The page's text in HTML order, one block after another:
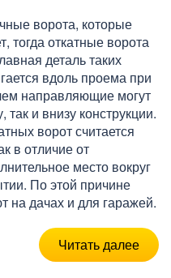
ворота, которые
тогда откатные ворота
деталь таких
вдоль проема при
направляющие могут
и внизу конструкции.
ворот считается
в отличие от
место вокруг
По этой причине
на дачах и для гаражей.
Читать далее